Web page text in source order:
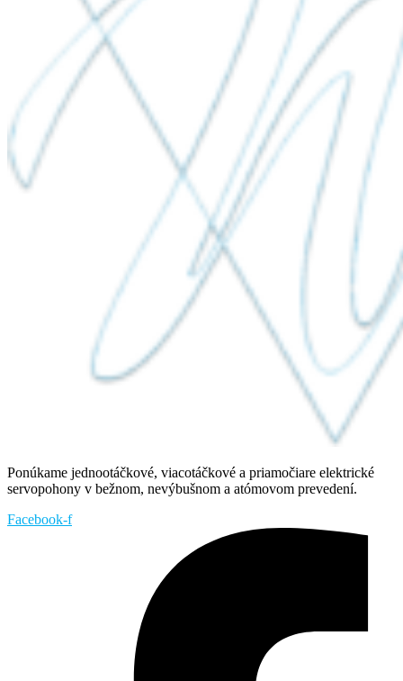
Ponúkame jednootáčkové, viacotáčkové a priamočiare elektrické
servopohony v bežnom, nevýbušnom a atómovom prevedení.
Facebook-f